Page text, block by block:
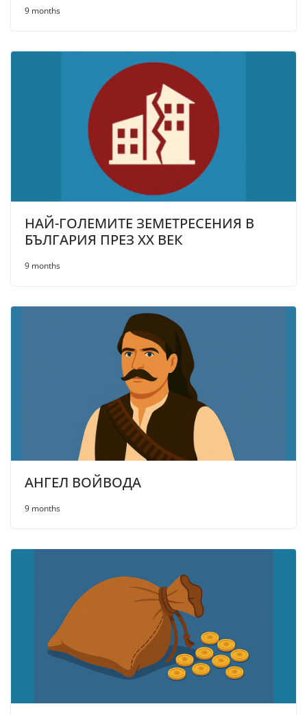
9 months
НАЙ-ГОЛЕМИТЕ ЗЕМЕТРЕСЕНИЯ В
БЪЛГАРИЯ ПРЕЗ XX ВЕК
9 months
АНГЕЛ ВОЙВОДА
9 months